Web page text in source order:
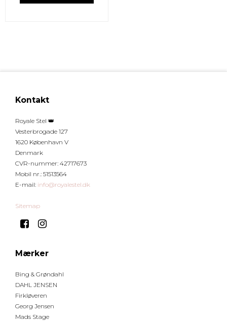
Kontakt
Royale Stel 👑
Vesterbrogade 127
1620 København V
Denmark
CVR-nummer: 42717673
Mobil nr.: 51513564
E-mail: info@royalestel.dk
Sitemap
Mærker
Bing & Grøndahl
DAHL JENSEN
Firkløveren
Georg Jensen
Mads Stage